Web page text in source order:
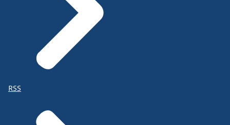
RSS